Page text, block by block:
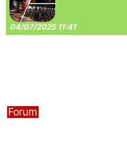
04/07/2025 11:41
Forum